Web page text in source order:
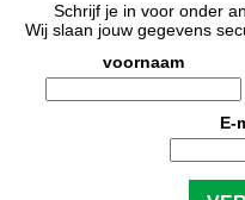
Schrijf je in voor onder
Wij slaan jouw gegevens
voornaam
E-